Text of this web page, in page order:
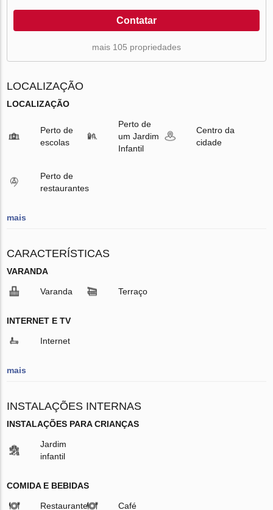
Contatar
mais 105 propriedades
LOCALIZAÇÃO
LOCALIZAÇÃO
Perto de
escolas
Perto de
um Jardim
Infantil
Centro da
cidade
Perto de
restaurantes
mais
CARACTERÍSTICAS
VARANDA
Varanda Terraço
INTERNET E TV
Internet
mais
INSTALAÇÕES INTERNAS
INSTALAÇÕES PARA CRIANÇAS
Jardim
infantil
COMIDA E BEBIDAS
Restaurante Café